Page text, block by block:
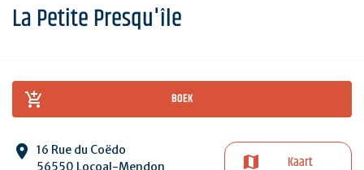
La Petite Presqu'île
BOEK
16 Rue du Coëdo
56550 Locoal-Mendon
Kaart